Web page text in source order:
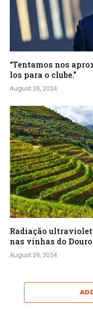
“Tentamos nos
los para o clube.”
August 26, 2024
Radiação
nas vinhas do Douro
August 26, 2024